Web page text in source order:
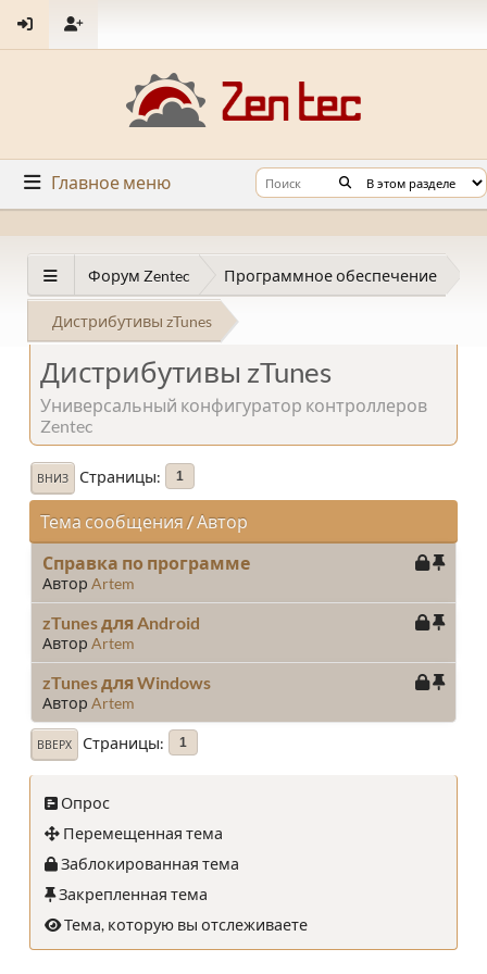
Главное меню
Форум Zentec Программное обеспечение
Дистрибутивы zTunes
Дистрибутивы zTunes
Универсальный конфигуратор контроллеров
Zentec
ВНИЗ Страницы 1
Тема сообщения / Автор
Справка по программе
Автор Artem
zTunes для Android
Автор Artem
zTunes для Windows
Автор Artem
ВВЕРХ Страницы 1
Опрос
Перемещенная тема
Заблокированная тема
Закрепленная тема
Тема, которую вы отслеживаете